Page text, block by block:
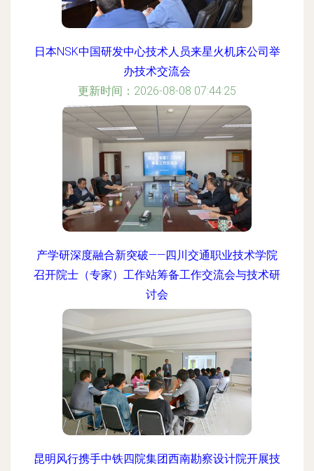
日本NSK中国研发中心技术人员来星火机床公司举
办技术交流会
更新时间：2026-08-08 07:44:25
产学研深度融合新突破——四川交通职业技术学院
召开院士（专家）工作站筹备工作交流会与技术研
讨会
更新时间：2026-08-08 12:53:48
昆明风行携手中铁四院集团西南勘察设计院开展技